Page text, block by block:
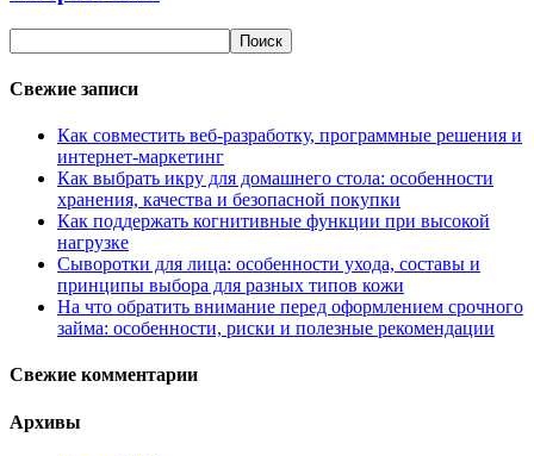
Свежие записи
Как совместить веб-разработку, программные решения и
интернет-маркетинг
Как выбрать икру для домашнего стола: особенности
хранения, качества и безопасной покупки
Как поддержать когнитивные функции при высокой
нагрузке
Сыворотки для лица: особенности ухода, составы и
принципы выбора для разных типов кожи
На что обратить внимание перед оформлением срочного
займа: особенности, риски и полезные рекомендации
Свежие комментарии
Архивы